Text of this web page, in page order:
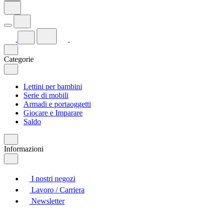
Categorie
Lettini per bambini
Serie di mobili
Armadi e portaoggetti
Giocare e Imparare
Saldo
Informazioni
I nostri negozi
Lavoro / Carriera
Newsletter